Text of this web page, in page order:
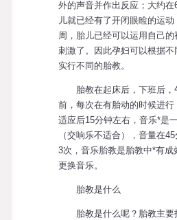
外的声音并作出反应；大约
儿就已经有了开闭眼睑的运
周，胎儿已经可以运用自己
刺激了。因此孕妇可以根据
实行不同的胎教。
胎教在起床后，下班后，
前，每次在有胎动的时候进行
适应后15分钟左右，音乐*是
（交响乐不适合），音量在
3次，音乐胎教是胎教中*有成
更换音乐。
胎教是什么
胎教是什么呢？胎教主要